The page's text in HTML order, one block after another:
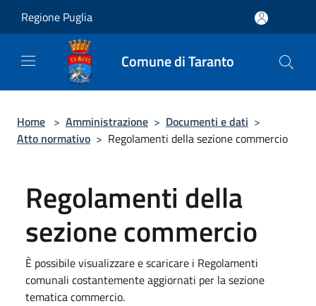
Regione Puglia
Comune di Taranto
Home > Amministrazione > Documenti e dati >
Atto normativo > Regolamenti della sezione commercio
Regolamenti della
sezione commercio
È possibile visualizzare e scaricare i Regolamenti
comunali costantemente aggiornati per la sezione
tematica commercio.